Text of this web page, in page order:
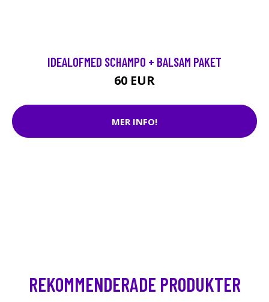
IDEALOFMED SCHAMPO + BALSAM PAKET
60 EUR
MER INFO!
REKOMMENDERADE PRODUKTER